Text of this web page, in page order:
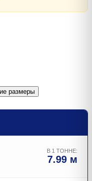
размеры
В 1 ТОННЕ:
7.99 м